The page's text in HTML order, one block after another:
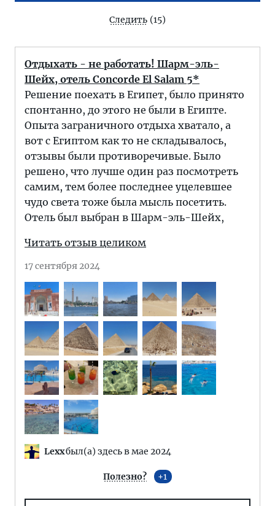
Следить (15)
Отдыхать - не работать! Шарм-эль-
Шейх, отель Concorde El Salam 5*
Решение поехать в Египет, было принято
спонтанно, до этого не были в Египте.
Опыта заграничного отдыха хватало, а
вот с Египтом как то не складывалось,
отзывы были противоречивые. Было
решено, что лучше один раз посмотреть
самим, тем более последнее уцелевшее
чудо света тоже была мысль посетить.
Отель был выбран в Шарм-эль-Шейх,
Читать отзыв целиком
17 сентября 2024
Lexxбыл(а) здесь в мае 2024
Полезно? 1